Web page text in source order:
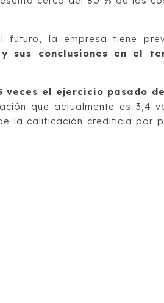
futuro, la empresa tiene
sus conclusiones en el
el ejercicio pasado
que actualmente es 3,4
la calificación crediticia por